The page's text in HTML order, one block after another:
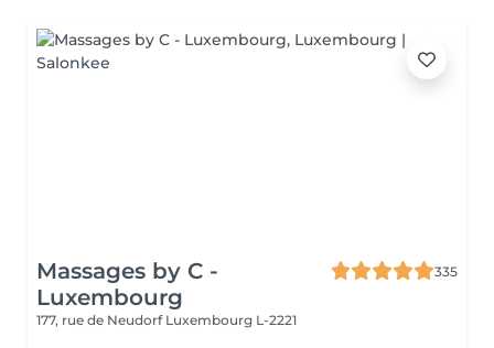
Massages by C -
Luxembourg
335
177, rue de Neudorf Luxembourg L-2221